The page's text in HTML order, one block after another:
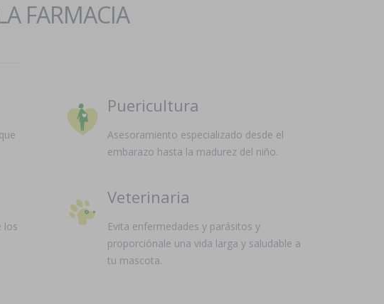
FARMACIA
Puericultura
Asesoramiento especializado desde el
embarazo hasta la madurez del niño.
los
Veterinaria
Evita enfermedades y parásitos y
proporciónale una vida larga y saludable a
tu mascota.